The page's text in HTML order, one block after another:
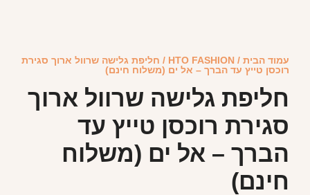
עמוד הבית /
HTO FASHION / חליפת גלישה שרוול ארוך סגירת
רוכסן טייץ עד הברך – אל ים (משלוח חינם)
חליפת גלישה שרוול ארוך
סגירת רוכסן טייץ עד
הברך – אל ים (משלוח
חינם)